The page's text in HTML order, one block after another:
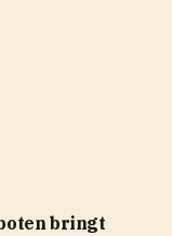
bringt